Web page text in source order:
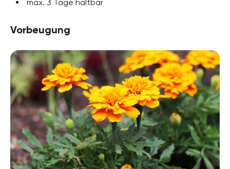
max. 3 Tage haltbar
Vorbeugung